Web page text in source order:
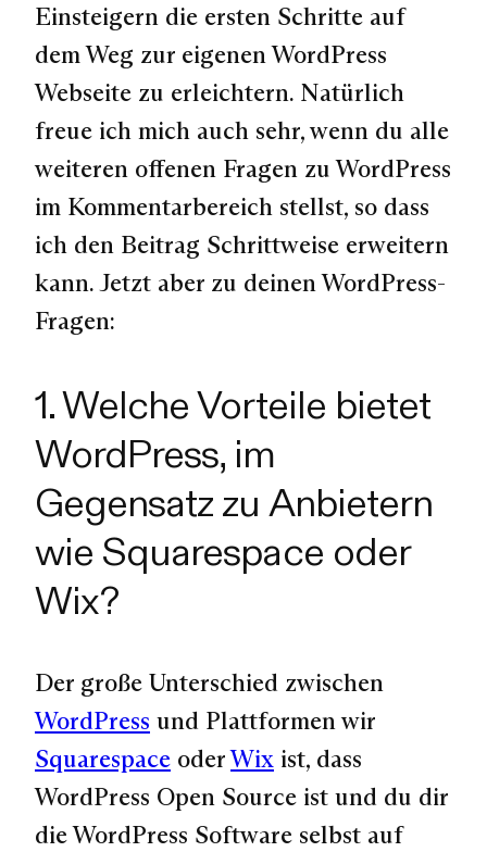
Einsteigern die ersten Schritte auf
dem Weg zur eigenen WordPress
Webseite zu erleichtern. Natürlich
freue ich mich auch sehr, wenn du alle
weiteren offenen Fragen zu WordPress
im Kommentarbereich stellst, so dass
ich den Beitrag Schrittweise erweitern
kann. Jetzt aber zu deinen WordPress-
Fragen:
1. Welche Vorteile bietet
WordPress, im
Gegensatz zu Anbietern
wie Squarespace oder
Wix?
Der große Unterschied zwischen
WordPress und Plattformen wir
Squarespace oderWix ist, dass
WordPress Open Source ist und du dir
die WordPress Software selbst auf